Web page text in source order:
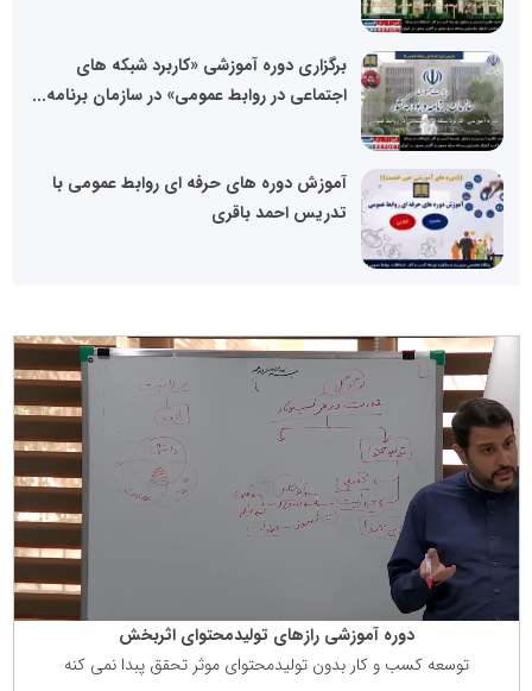
برگزاری دوره آموزشی «کاربرد شبکه های
اجتماعی در روابط عمومی» در سازمان برنامه...
آموزش دوره های حرفه ای روابط عمومی با
تدریس احمد باقری
دوره آموزشی رازهای تولیدمحتوای اثربخش
توسعه كسب و كار بدون تولیدمحتوای موثر تحقق پبدا نمی كنه